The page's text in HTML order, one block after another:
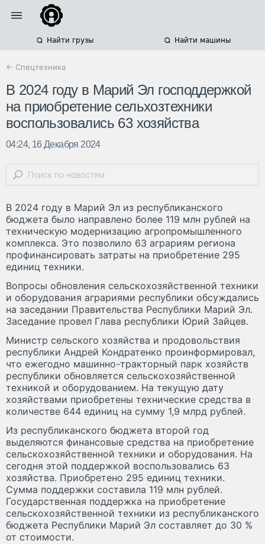
Найти грузы Найти машины
← Спецтехника
В 2024 году в Марий Эл господдержкой
на приобретение сельхозтехники
воспользовались 63 хозяйства
04:24, 16 Декабря 2024
В 2024 году в Марий Эл из республиканского
бюджета было направлено более 119 млн рублей на
техническую модернизацию агропромышленного
комплекса. Это позволило 63 аграриям региона
профинансировать затраты на приобретение 295
единиц техники.
Вопросы обновления сельскохозяйственной техники
и оборудования аграриями республики обсуждались
на заседании Правительства Республики Марий Эл.
Заседание провел Глава республики Юрий Зайцев.
Министр сельского хозяйства и продовольствия
республики Андрей Кондратенко проинформировал,
что ежегодно машинно-тракторный парк хозяйств
республики обновляется сельскохозяйственной
техникой и оборудованием. На текущую дату
хозяйствами приобретены технические средства в
количестве 644 единиц на сумму 1,9 млрд рублей.
Из республиканского бюджета второй год
выделяются финансовые средства на приобретение
сельскохозяйственной техники и оборудования. На
сегодня этой поддержкой воспользовались 63
хозяйства. Приобретено 295 единиц техники.
Сумма поддержки составила 119 млн рублей.
Государственная поддержка на приобретение
сельскохозяйственной техники из республиканского
бюджета Республики Марий Эл составляет до 30 %
от стоимости.